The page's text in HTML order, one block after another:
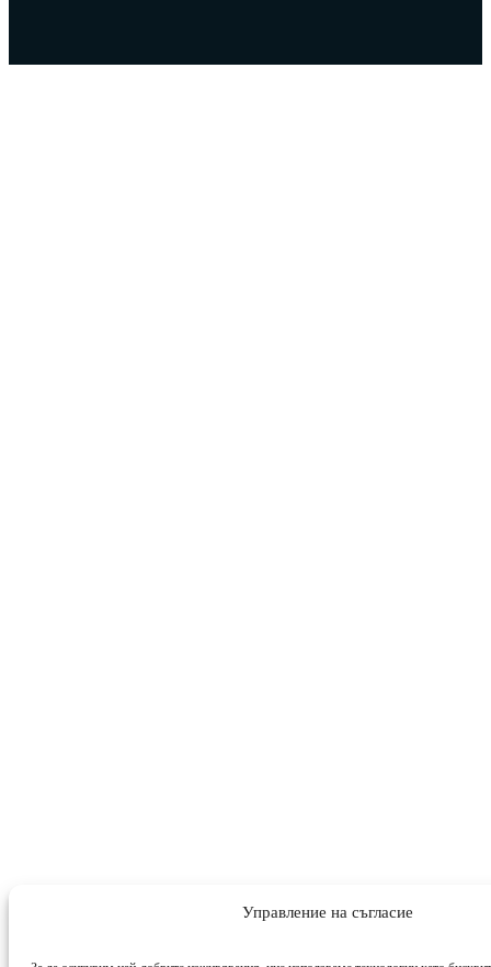
Управление на съгласие